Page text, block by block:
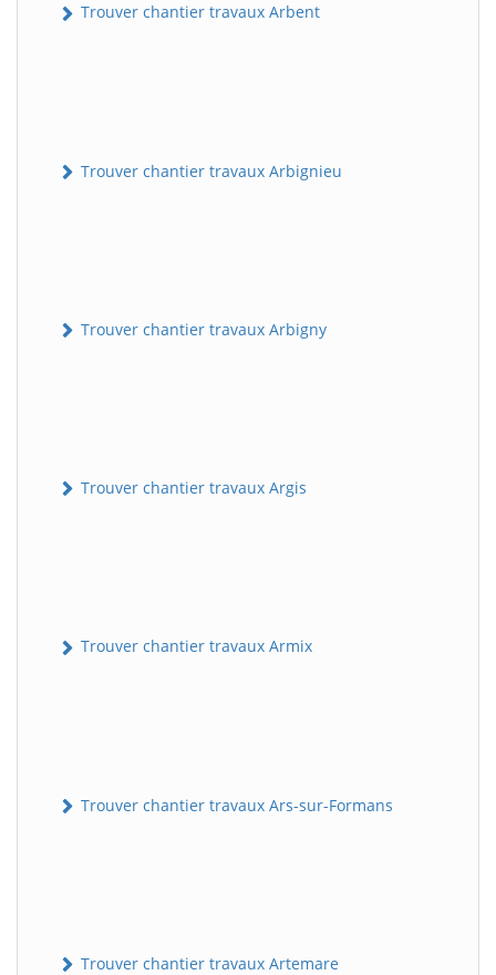
Trouver chantier travaux Arbent
Trouver chantier travaux Arbignieu
Trouver chantier travaux Arbigny
Trouver chantier travaux Argis
Trouver chantier travaux Armix
Trouver chantier travaux Ars-sur-Formans
Trouver chantier travaux Artemare